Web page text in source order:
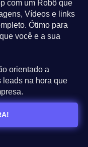
com um Robô que
Vídeos e links
Ótimo para
você e a sua
orientado a
leads na hora que